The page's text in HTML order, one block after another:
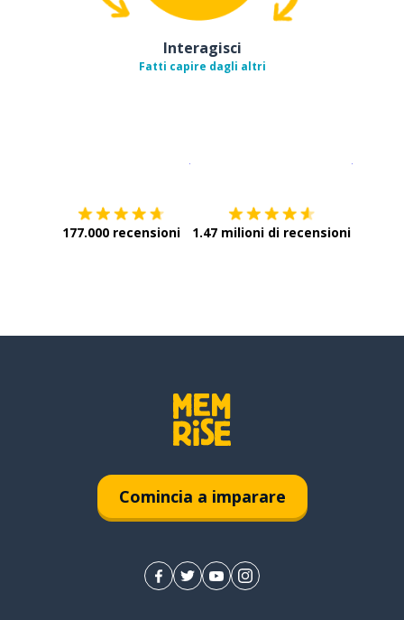
Interagisci
Fatti capire dagli altri
177.000 recensioni 1.47 milioni di recensioni
Comincia a imparare